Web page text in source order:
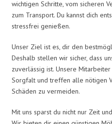
wichtigen Schritte, vom sicheren
zum Transport. Du kannst dich
stressfrei genießen.
Unser Ziel ist es, dir den
Deshalb stellen wir sicher, dass
zuverlässig ist. Unsere
Sorgfalt und treffen alle nötigen
Schäden zu vermeiden.
Mit uns sparst du nicht nur Zeit